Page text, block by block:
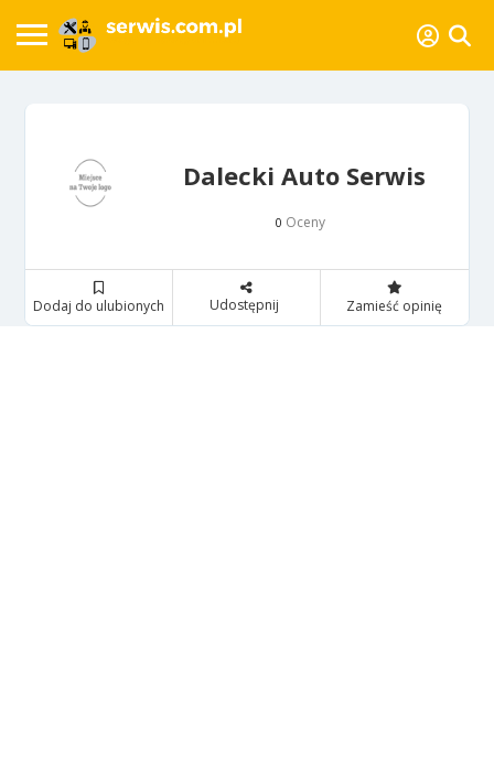
Dalecki Auto Serwis
0 Oceny
Dodaj do ulubionych Udostępnij Zamieść opinię